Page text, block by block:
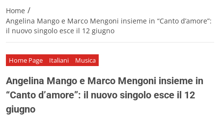
Home /
Angelina Mango e Marco Mengoni insieme in “Canto d’amore”:
il nuovo singolo esce il 12 giugno
Home Page Italiani Musica
Angelina Mango e Marco Mengoni insieme in
“Canto d’amore”: il nuovo singolo esce il 12
giugno